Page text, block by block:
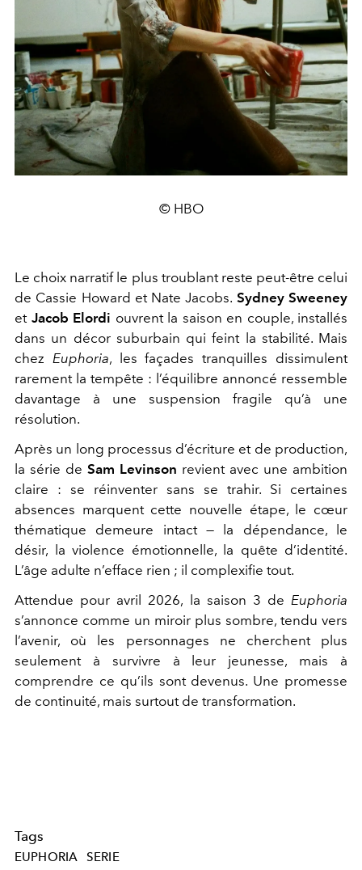
© HBO
Le choix narratif le plus troublant reste peut-être celui
de Cassie Howard et Nate Jacobs. Sydney Sweeney
et Jacob Elordi ouvrent la saison en couple, installés
dans un décor suburbain qui feint la stabilité. Mais
chez Euphoria, les façades tranquilles dissimulent
rarement la tempête : l’équilibre annoncé ressemble
davantage à une suspension fragile qu’à une
résolution.
Après un long processus d’écriture et de production,
la série de Sam Levinson revient avec une ambition
claire : se réinventer sans se trahir. Si certaines
absences marquent cette nouvelle étape, le cœur
thématique demeure intact — la dépendance, le
désir, la violence émotionnelle, la quête d’identité.
L’âge adulte n’efface rien ; il complexifie tout.
Attendue pour avril 2026, la saison 3 de Euphoria
s’annonce comme un miroir plus sombre, tendu vers
l’avenir, où les personnages ne cherchent plus
seulement à survivre à leur jeunesse, mais à
comprendre ce qu’ils sont devenus. Une promesse
de continuité, mais surtout de transformation.
Tags
EUPHORIA SERIE